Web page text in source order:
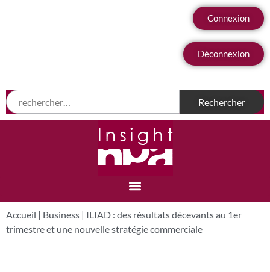
Connexion
Déconnexion
Accueil | Business | ILIAD : des résultats décevants au 1er
trimestre et une nouvelle stratégie commerciale